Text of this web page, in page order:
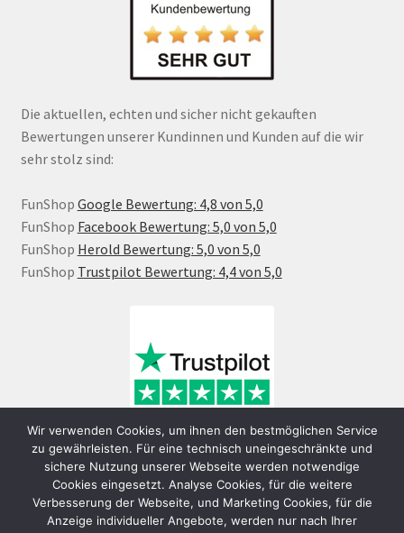
Die aktuellen, echten und sicher nicht gekauften
Bewertungen unserer Kundinnen und Kunden auf die wir
sehr stolz sind:
FunShop Google Bewertung: 4,8 von 5,0
FunShop Facebook Bewertung: 5,0 von 5,0
FunShop Herold Bewertung: 5,0 von 5,0
FunShop Trustpilot Bewertung: 4,4 von 5,0
Wir verwenden Cookies, um ihnen den bestmöglichen Service
zu gewährleisten. Für eine technisch uneingeschränkte und
sichere Nutzung unserer Webseite werden notwendige
Cookies eingesetzt. Analyse Cookies, für die weitere
Verbesserung der Webseite, und Marketing Cookies, für die
Anzeige individueller Angebote, werden nur nach Ihrer